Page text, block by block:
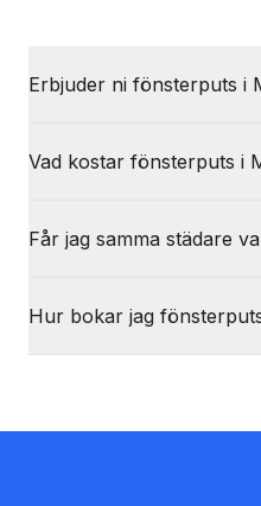
Erbjuder ni fönsterputs i
Vad kostar fönsterputs i
Får jag samma städare
Hur bokar jag